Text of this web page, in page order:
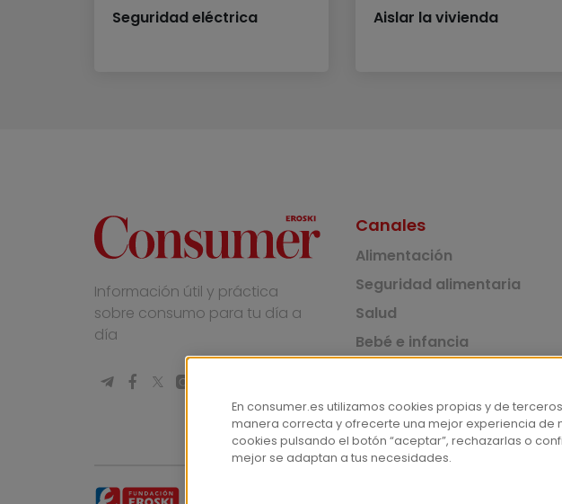
Seguridad eléctrica Aislar la vivienda
Información útil y práctica
sobre consumo para tu día a
día
Canales
Alimentación
Seguridad alimentaria
Salud
Bebé e infancia
Sociedad y consumo
Mascotas
En consumer.es utilizamos cookies propias y de
manera correcta y ofrecerte una mejor experiencia de
cookies pulsando el botón “aceptar”, rechazarlas o
mejor se adaptan a tus necesidades.